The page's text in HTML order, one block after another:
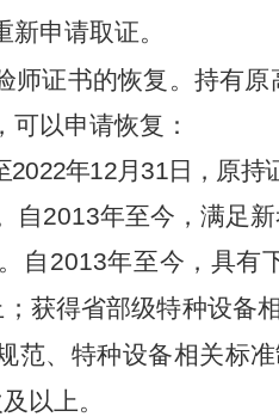
申请取证。
师证书的恢复。 持有原
可以申请恢复：
2022年12月 31日， 原持
自2013年至今，满足
自 2013年至今，具有
； 获得省部级特种设备
范、特种设备相关标
以上。